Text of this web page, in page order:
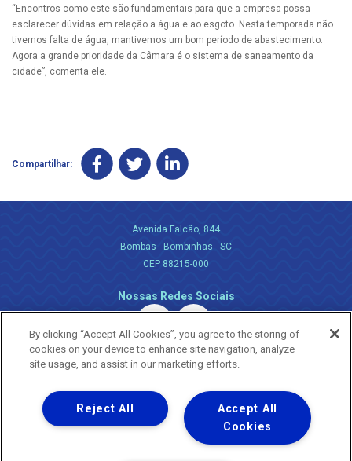
“Encontros como este são fundamentais para que a empresa possa
esclarecer dúvidas em relação a água e ao esgoto. Nesta temporada não
tivemos falta de água, mantivemos um bom período de abastecimento.
Agora a grande prioridade da Câmara é o sistema de saneamento da
cidade”, comenta ele.
Compartilhar:
Avenida Falcão, 844
Bombas - Bombinhas - SC
CEP 88215-000
Nossas Redes Sociais
Uma empresa
Copyright ® 2026 - Todos os Direitos Reservados.
Nossa natureza movimenta a vida
By clicking “Accept All Cookies”, you agree to the storing of
cookies on your device to enhance site navigation, analyze
site usage, and assist in our marketing efforts.
Accept All
Cookies
Reject All